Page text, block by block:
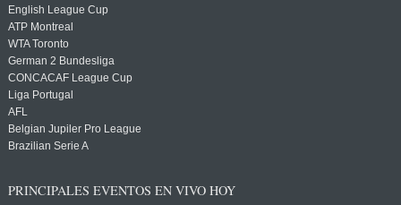
English League Cup
ATP Montreal
WTA Toronto
German 2 Bundesliga
CONCACAF League Cup
Liga Portugal
AFL
Belgian Jupiler Pro League
Brazilian Serie A
PRINCIPALES EVENTOS EN VIVO HOY